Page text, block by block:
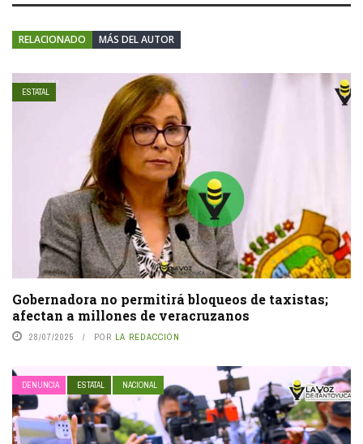
RELACIONADO MÁS DEL AUTOR
ESTATAL
Gobernadora no permitirá bloqueos de taxistas;
afectan a millones de veracruzanos
28/07/2025 POR LA REDACCIÓN
DENUNCIA ESTATAL NACIONAL